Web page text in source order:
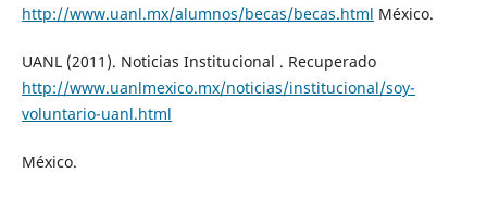
http://www.uanl.mx/alumnos/becas/becas.html México.
UANL (2011). Noticias Institucional . Recuperado
http://www.uanlmexico.mx/noticias/institucional/soy-
voluntario-uanl.html
México.